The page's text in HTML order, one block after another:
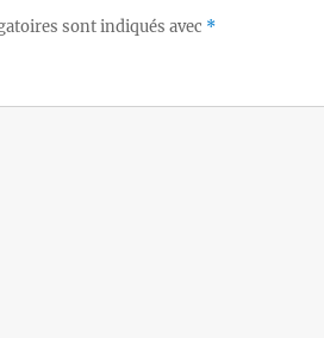
sont indiqués avec *